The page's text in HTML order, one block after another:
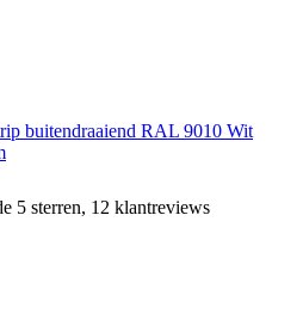
buitendraaiend RAL 9010 Wit
5 sterren, 12 klantreviews